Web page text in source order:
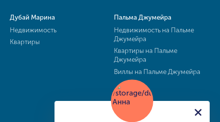
Дубай Марина
Недвижимость
Квартиры
Пальма Джумейра
Недвижимость на Пальме
Джумейра
Квартиры на Пальме
Джумейра
Виллы на Пальме Джумейра